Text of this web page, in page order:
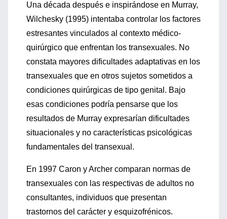
Una década después e inspirándose en Murray,
Wilchesky (1995) intentaba controlar los factores
estresantes vinculados al contexto médico-
quirúrgico que enfrentan los transexuales. No
constata mayores dificultades adaptativas en los
transexuales que en otros sujetos sometidos a
condiciones quirúrgicas de tipo genital. Bajo
esas condiciones podría pensarse que los
resultados de Murray expresarían dificultades
situacionales y no características psicológicas
fundamentales del transexual.
En 1997 Caron y Archer comparan normas de
transexuales con las respectivas de adultos no
consultantes, individuos que presentan
trastornos del carácter y esquizofrénicos.